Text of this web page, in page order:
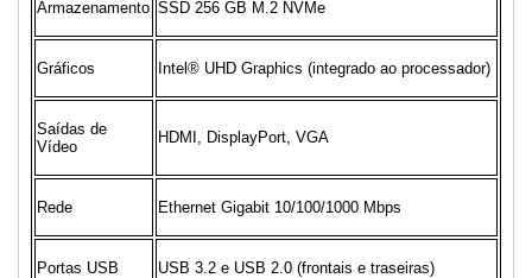
Armazenamento SSD 256 GB M.2 NVMe
Gráficos Intel® UHD Graphics (integrado ao processador)
Saídas de
Vídeo
HDMI, DisplayPort, VGA
Rede Ethernet Gigabit 10/100/1000 Mbps
Portas USB USB 3.2 e USB 2.0 (frontais e traseiras)